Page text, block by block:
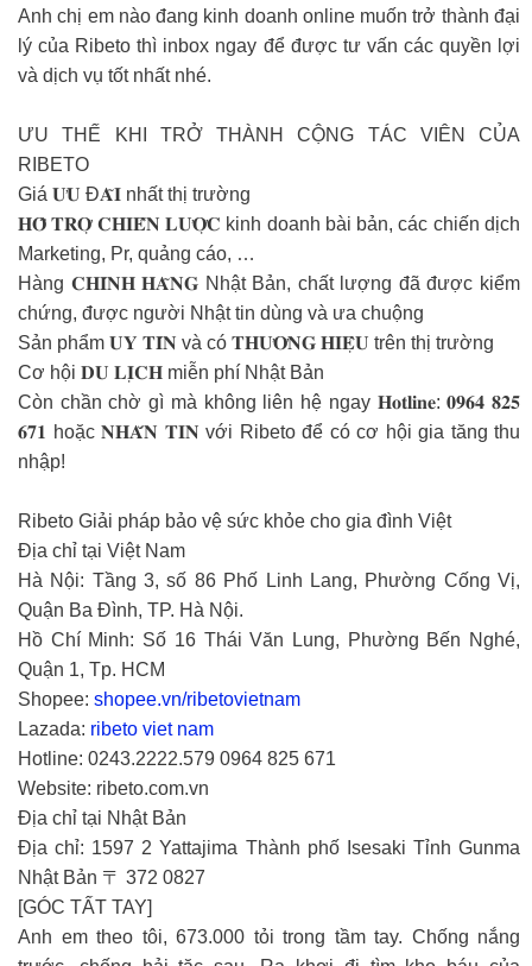
Anh chị em nào đang kinh doanh online muốn trở thành đại
lý của Ribeto thì inbox ngay để được tư vấn các quyền lợi
và dịch vụ tốt nhất nhé.
ƯU THẾ KHI TRỞ THÀNH CỘNG TÁC VIÊN CỦA
RIBETO
Giá 𝐔̛𝐔 Đ𝐀̃𝐈 nhất thị trường
𝐇𝐎̂̃ 𝐓𝐑𝐎̛̣ 𝐂𝐇𝐈𝐄̂́𝐍 𝐋𝐔̛𝐎̛̣𝐂 kinh doanh bài bản, các chiến dịch
Marketing, Pr, quảng cáo, …
Hàng 𝐂𝐇𝐈́𝐍𝐇 𝐇𝐀̃𝐍𝐆 Nhật Bản, chất lượng đã được kiểm
chứng, được người Nhật tin dùng và ưa chuộng
Sản phẩm 𝐔𝐘 𝐓𝐈́𝐍 và có 𝐓𝐇𝐔̛𝐎̛𝐍𝐆 𝐇𝐈𝐄̣̂𝐔 trên thị trường
Cơ hội 𝐃𝐔 𝐋𝐈̣𝐂𝐇 miễn phí Nhật Bản
Còn chần chờ gì mà không liên hệ ngay 𝐇𝐨𝐭𝐥𝐢𝐧𝐞: 𝟎𝟗𝟔𝟒 𝟖𝟐𝟓
𝟔𝟕𝟏 hoặc 𝐍𝐇𝐀̆́𝐍 𝐓𝐈𝐍 với Ribeto để có cơ hội gia tăng thu
nhập!
Ribeto Giải pháp bảo vệ sức khỏe cho gia đình Việt
Địa chỉ tại Việt Nam
Hà Nội: Tầng 3, số 86 Phố Linh Lang, Phường Cống Vị,
Quận Ba Đình, TP. Hà Nội.
Hồ Chí Minh: Số 16 Thái Văn Lung, Phường Bến Nghé,
Quận 1, Tp. HCM
Shopee: shopee.vn/ribetovietnam
Lazada: ribeto viet nam
Hotline: 0243.2222.579 0964 825 671
Website: ribeto.com.vn
Địa chỉ tại Nhật Bản
Địa chỉ: 1597 2 Yattajima Thành phố Isesaki Tỉnh Gunma
Nhật Bản 〒 372 0827
[GÓC TẤT TAY]
Anh em theo tôi, 673.000 tỏi trong tầm tay. Chống nắng